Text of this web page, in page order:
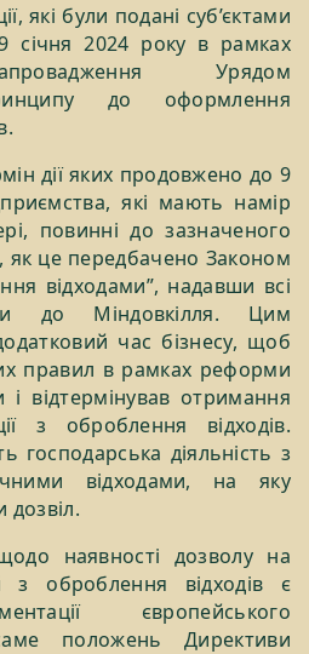
які були подані суб’єктами
січня 2024 року в рамках
Урядом
до оформлення
дії яких продовжено до 9
які мають намір
повинні до зазначеного
як це передбачено Законом
відходами”, надавши всі
до Міндовкілля. Цим
час бізнесу, щоб
правил в рамках реформи
і відтермінував отримання
з оброблення відходів.
господарська діяльність з
відходами, на яку
дозвіл.
наявності дозволу на
з оброблення відходів є
європейського
положень Директиви